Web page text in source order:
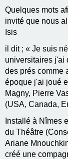
‌Quelques mots
invité que nous
Isis
il dit ; « Je suis
universitaires j'ai
des prés comme
époque j'ai joué
Magny, Pierre
(USA, Canada,
Installé à Nîmes
du Théâtre
Ariane
créé une